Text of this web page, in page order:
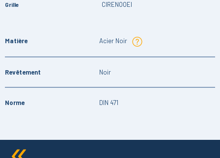
Grille CIRENOOEI
Matière Acier Noir
Revêtement Noir
Norme DIN 471